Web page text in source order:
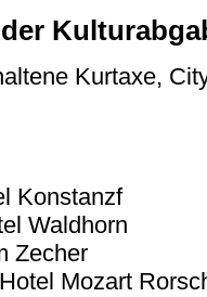
Kurtaxe,
Konstanzf
Waldhorn
Zecher
Mozart